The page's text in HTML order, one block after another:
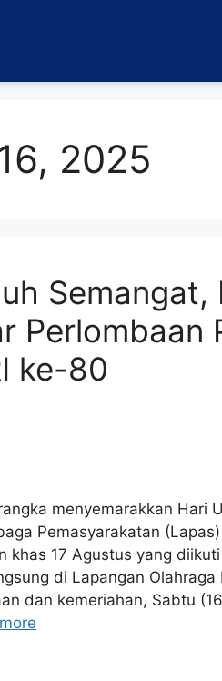
2025
Semangat,
Perlombaan
ke-80
menyemarakkan Hari
Pemasyarakatan
khas 17 Agustus yang
di Lapangan
dan kemeriahan, Sabtu